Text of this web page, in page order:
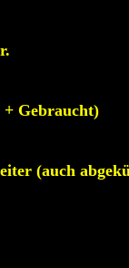
+ Gebraucht)
(auch